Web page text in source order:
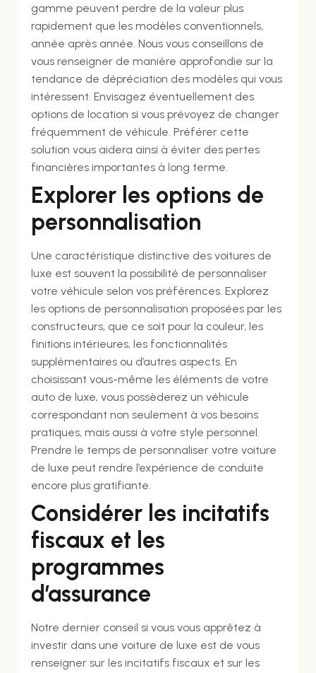
gamme peuvent perdre de la valeur plus
rapidement que les modèles conventionnels,
année après année. Nous vous conseillons de
vous renseigner de manière approfondie sur la
tendance de dépréciation des modèles qui vous
intéressent. Envisagez éventuellement des
options de location si vous prévoyez de changer
fréquemment de véhicule. Préférer cette
solution vous aidera ainsi à éviter des pertes
financières importantes à long terme.
Explorer les options de
personnalisation
Une caractéristique distinctive des voitures de
luxe est souvent la possibilité de personnaliser
votre véhicule selon vos préférences. Explorez
les options de personnalisation proposées par les
constructeurs, que ce soit pour la couleur, les
finitions intérieures, les fonctionnalités
supplémentaires ou d’autres aspects. En
choisissant vous-même les éléments de votre
auto de luxe, vous possèderez un véhicule
correspondant non seulement à vos besoins
pratiques, mais aussi à votre style personnel.
Prendre le temps de personnaliser votre voiture
de luxe peut rendre l’expérience de conduite
encore plus gratifiante.
Considérer les incitatifs
fiscaux et les
programmes
d’assurance
Notre dernier conseil si vous vous apprêtez à
investir dans une voiture de luxe est de vous
renseigner sur les incitatifs fiscaux et sur les